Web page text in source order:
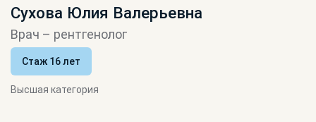
Сухова Юлия Валерьевна
Врач – рентгенолог
Стаж 16 лет
Высшая категория